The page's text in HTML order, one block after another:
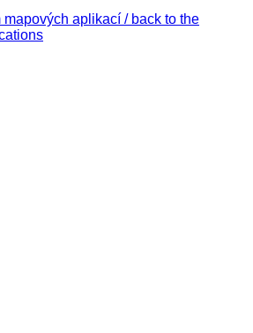
aplikací / back to the